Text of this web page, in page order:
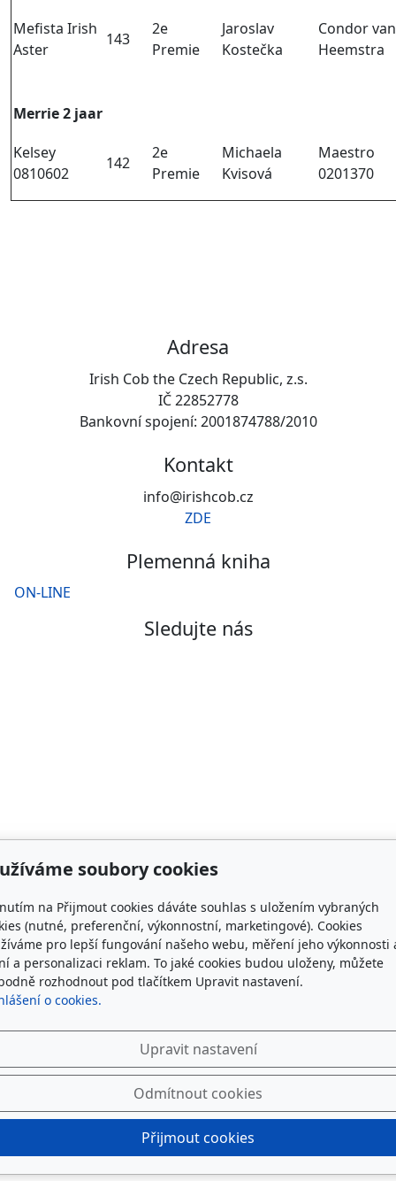
Mefista Irish
Aster
143
2e
Premie
Jaroslav
Kostečka
Condor van
Heemstra
Merrie 2 jaar
Kelsey
0810602
142
2e
Premie
Michaela
Kvisová
Maestro
0201370
Adresa
Irish Cob the Czech Republic, z.s.
IČ 22852778
Bankovní spojení: 2001874788/2010
Kontakt
info@irishcob.cz
ZDE
Plemenná kniha
ON-LINE
Sledujte nás
soubory cookies
na Přijmout cookies dáváte souhlas s uložením vybraných
(nutné, preferenční, výkonnostní, marketingové). Cookies
pro lepší fungování našeho webu, měření jeho výkonnosti
a personalizaci reklam. To jaké cookies budou uloženy, můžete
rozhodnout pod tlačítkem Upravit nastavení.
o cookies.
Upravit nastavení
Odmítnout cookies
Přijmout cookies